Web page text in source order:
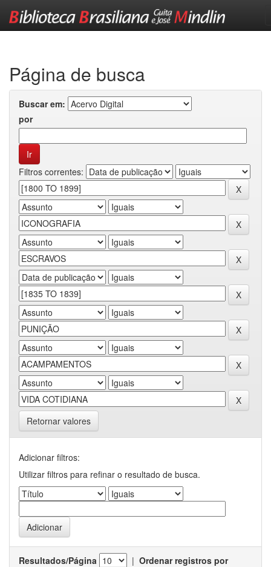
Página de busca
Buscar em:
por
Filtros correntes:
Retornar valores
Adicionar filtros:
Utilizar filtros para refinar o resultado de busca.
Resultados/Página | Ordenar registros por